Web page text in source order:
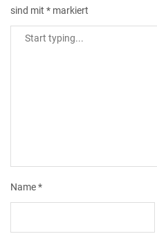
sind mit * markiert
Name*